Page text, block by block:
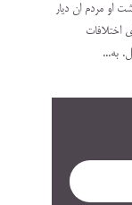
او مردم ان دیار
اختلافات
به...